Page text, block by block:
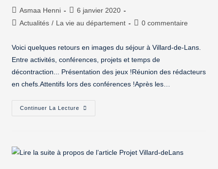
Asmaa Henni
6 janvier 2020
Actualités / La vie au département 0 commentaire
Voici quelques retours en images du séjour à Villard-de-Lans.
Entre activités, conférences, projets et temps de
décontraction... Présentation des jeux !Réunion des rédacteurs
en chefs.Attentifs lors des conférences !Après les…
Continuer La Lecture